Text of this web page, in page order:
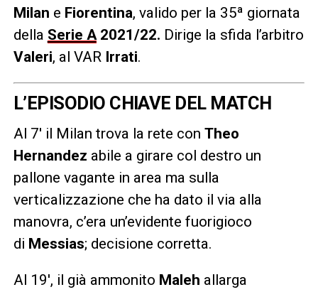
Milan e Fiorentina, valido per la 35ª giornata
della Serie A2021/22. Dirige la sfida l’arbitro
Valeri, al VAR Irrati.
L’EPISODIO CHIAVE DEL MATCH
Al 7′ il Milan trova la rete con Theo
Hernandez abile a girare col destro un
pallone vagante in area ma sulla
verticalizzazione che ha dato il via alla
manovra, c’era un’evidente fuorigioco
di Messias; decisione corretta.
Al 19′, il già ammonito Maleh allarga